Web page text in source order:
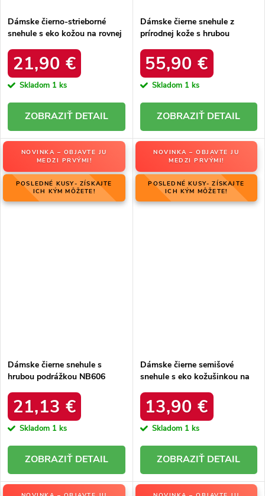
Dámske čierno-strieborné
snehule s eko kožou na rovnej
34586 SREBRNY
21,90 €
Skladom 1 ks
DETAIL
Dámske čierne snehule z
prírodnej kože s hrubou
produktu OO274A206
55,90 €
Skladom 1 ks
DETAIL
NOVINKA – OBJAVTE JU
MEDZI PRVÝMI!
POSLEDNÉ KUSY- ZÍSKAJTE
ICH KÝM MÔŽETE!
Dámske čierne snehule s
hrubou podrážkou NB606
21,13 €
Skladom 1 ks
DETAIL
NOVINKA – OBJAVTE JU
MEDZI PRVÝMI!
POSLEDNÉ KUSY- ZÍSKAJTE
ICH KÝM MÔŽETE!
Dámske čierne semišové
snehule s eko kožušinkou na
BLACK
13,90 €
Skladom 1 ks
DETAIL